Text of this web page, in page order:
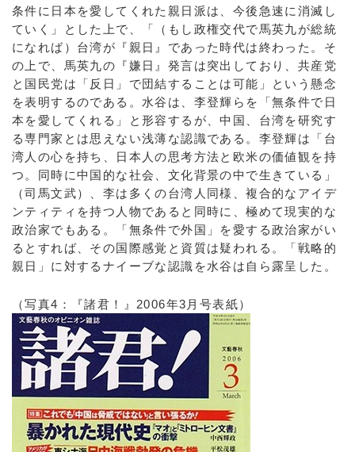
条件に日本を愛してくれた親日派は、今後急速に消滅し
ていく」とした上で、「（もし政権交代で馬英九が総統
になれば）台湾が『親日』であった時代は終わった。そ
の上で、馬英九の『嫌日』発言は突出しており、共産党
と国民党は「反日」で団結することは可能」という懸念
を表明するのである。水谷は、李登輝らを「無条件で日
本を愛してくれる」と形容するが、中国、台湾を研究す
る専門家とは思えない浅薄な認識である。李登輝は「台
湾人の心を持ち、日本人の思考方法と欧米の価値観を持
つ。同時に中国的な社会、文化背景の中で生きている」
（司馬文武）、李は多くの台湾人同様、複合的なアイデ
ンティティを持つ人物であると同時に、極めて現実的な
政治家でもある。「無条件で外国」を愛する政治家がい
るとすれば、その国際感覚と資質は疑われる。「戦略的
親日」に対するナイーブな認識を水谷は自ら露呈した。
（写真4：『諸君！』2006年3月号表紙）